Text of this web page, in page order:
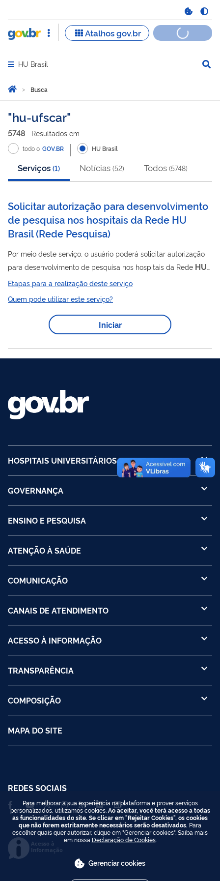
Abrir menu principal de navegação
HU Brasil
Você está aqui:
Página Inicial
Busca
Busca
hu-ufscar
5748 Resultados em
todo o GOV.BR HU Brasil
Serviços (1) Notícias (52) Todos (5748)
Solicitar autorização para desenvolvimento
de pesquisa nos hospitais da Rede HU
Brasil(Rede Pesquisa)
Por meio deste serviço, o usuário poderá solicitar autorização
para desenvolvimento de pesquisa nos hospitais da Rede HU
Brasil.
Etapas para a realização deste serviço
Quem pode utilizar este serviço?
Iniciar
HOSPITAIS UNIVERSITÁRIOS
GOVERNANÇA
ENSINO E PESQUISA
ATENÇÃO À SAÚDE
COMUNICAÇÃO
CANAIS DE ATENDIMENTO
ACESSO À INFORMAÇÃO
TRANSPARÊNCIA
COMPOSIÇÃO
MAPA DO SITE
REDES SOCIAIS
Acesso à
Informação
Para melhorar a sua experiência na plataforma e prover serviços
personalizados, utilizamos cookies. Ao aceitar, você terá acesso a todas
as funcionalidades do site. Se clicar em "Rejeitar Cookies", os cookies
que não forem estritamente necessários serão desativados. Para
escolher quais quer autorizar, clique em "Gerenciar cookies". Saiba mais
em nossa Declaração de Cookies.
Gerenciar cookies